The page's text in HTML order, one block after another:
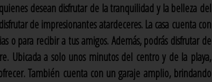
desean disfrutar de la tranquilidad y la belleza del
de impresionantes atardeceres. La casa cuenta con
o para recibir a tus amigos. Además, podrás disfrutar de
Ubicada a solo unos minutos del centro y de la playa,
También cuenta con un garaje amplio, brindando